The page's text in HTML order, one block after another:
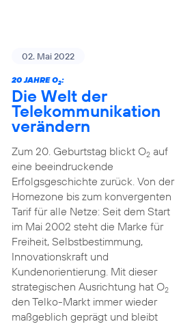
02. Mai 2022
20 JAHRE O2:
Die Welt der
Telekommunikation
verändern
Zum 20. Geburtstag blickt O2auf
eine beeindruckende
Erfolgsgeschichte zurück. Von der
Homezone bis zum konvergenten
Tarif für alle Netze: Seit dem Start
im Mai 2002 steht die Marke für
Freiheit, Selbstbestimmung,
Innovationskraft und
Kundenorientierung. Mit dieser
strategischen Ausrichtung hat O2
den Telko-Markt immer wieder
maßgeblich geprägt und bleibt